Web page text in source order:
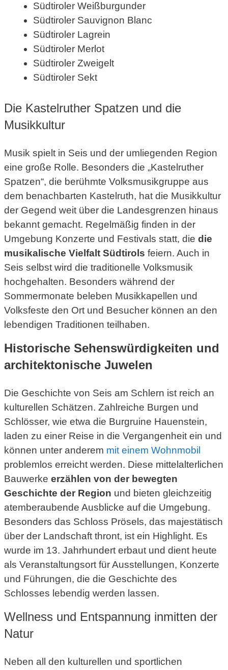
Südtiroler Weißburgunder
Südtiroler Sauvignon Blanc
Südtiroler Lagrein
Südtiroler Merlot
Südtiroler Zweigelt
Südtiroler Sekt
Die Kastelruther Spatzen und die
Musikkultur
Musik spielt in Seis und der umliegenden Region
eine große Rolle. Besonders die „Kastelruther
Spatzen“, die berühmte Volksmusikgruppe aus
dem benachbarten Kastelruth, hat die Musikkultur
der Gegend weit über die Landesgrenzen hinaus
bekannt gemacht. Regelmäßig finden in der
Umgebung Konzerte und Festivals statt, die die
musikalische Vielfalt Südtirols feiern. Auch in
Seis selbst wird die traditionelle Volksmusik
hochgehalten. Besonders während der
Sommermonate beleben Musikkapellen und
Volksfeste den Ort und Besucher können an den
lebendigen Traditionen teilhaben.
Historische Sehenswürdigkeiten und
architektonische Juwelen
Die Geschichte von Seis am Schlern ist reich an
kulturellen Schätzen. Zahlreiche Burgen und
Schlösser, wie etwa die Burgruine Hauenstein,
laden zu einer Reise in die Vergangenheit ein und
können unter anderem mit einem Wohnmobil
problemlos erreicht werden. Diese mittelalterlichen
Bauwerke erzählen von der bewegten
Geschichte der Region und bieten gleichzeitig
atemberaubende Ausblicke auf die Umgebung.
Besonders das Schloss Prösels, das majestätisch
über der Landschaft thront, ist ein Highlight. Es
wurde im 13. Jahrhundert erbaut und dient heute
als Veranstaltungsort für Ausstellungen, Konzerte
und Führungen, die die Geschichte des
Schlosses lebendig werden lassen.
Wellness und Entspannung inmitten der
Natur
Neben all den kulturellen und sportlichen